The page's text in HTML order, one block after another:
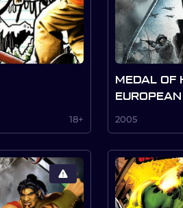
18+
MEDAL OF
2005